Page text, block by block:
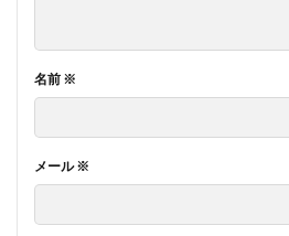
名前 ※
メール※